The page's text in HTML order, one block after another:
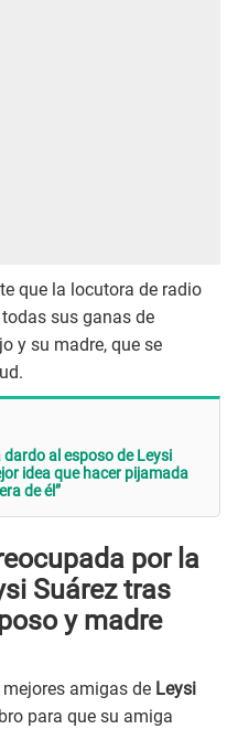
que la locutora de radio
sus ganas de
y su madre, que se
al esposo de Leysi
idea que hacer pijamada
de él”
por la
Suárez tras
y madre
mejores amigas de Leysi
para que su amiga